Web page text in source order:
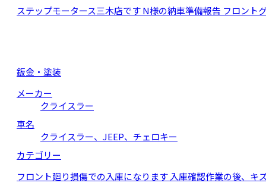
ステップモータース三木店です N様の納車準備報告 フロン
鈑金・塗装
メーカー
クライスラー
車名
クライスラー、JEEP、チェロキー
カテゴリー
フロント廻り損傷での入庫になります 入庫確認作業の後、